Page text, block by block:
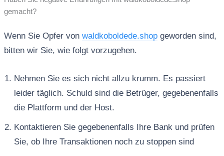
gemacht?
Wenn Sie Opfer von waldkoboldede.shopgeworden sind,
bitten wir Sie, wie folgt vorzugehen.
Nehmen Sie es sich nicht allzu krumm. Es passiert
leider täglich. Schuld sind die Betrüger, gegebenenfalls
die Plattform und der Host.
Kontaktieren Sie gegebenenfalls Ihre Bank und prüfen
Sie, ob Ihre Transaktionen noch zu stoppen sind